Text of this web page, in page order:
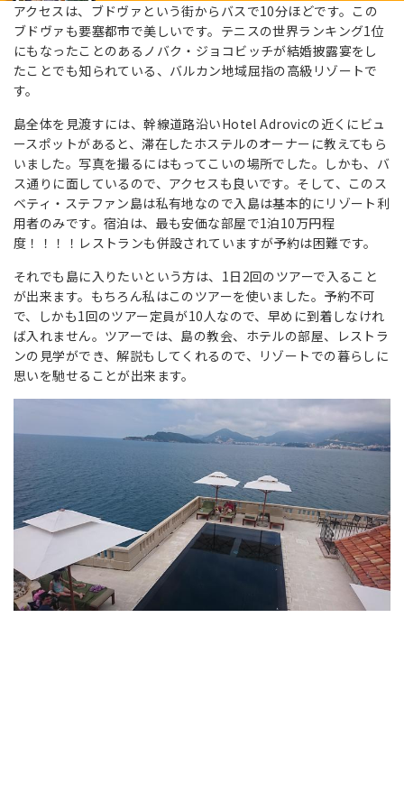
アクセスは、ブドヴァという街からバスで10分ほどです。この
ブドヴァも要塞都市で美しいです。テニスの世界ランキング1位
にもなったことのあるノバク・ジョコビッチが結婚披露宴をし
たことでも知られている、バルカン地域屈指の高級リゾートで
す。
島全体を見渡すには、幹線道路沿いHotel Adrovicの近くにビュ
ースポットがあると、滞在したホステルのオーナーに教えてもら
いました。写真を撮るにはもってこいの場所でした。しかも、バ
ス通りに面しているので、アクセスも良いです。そして、このス
ベティ・ステファン島は私有地なので入島は基本的にリゾート利
用者のみです。宿泊は、最も安価な部屋で1泊10万円程
度！！！！レストランも併設されていますが予約は困難です。
それでも島に入りたいという方は、1日2回のツアーで入ること
が出来ます。もちろん私はこのツアーを使いました。予約不可
で、しかも1回のツアー定員が10人なので、早めに到着しなけれ
ば入れません。ツアーでは、島の教会、ホテルの部屋、レストラ
ンの見学ができ、解説もしてくれるので、リゾートでの暮らしに
思いを馳せることが出来ます。